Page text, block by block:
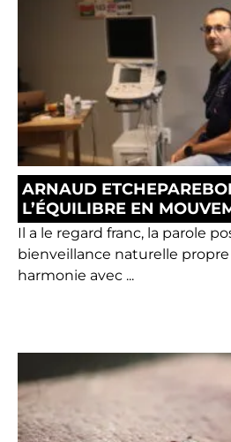
ARNAUD
L’ÉQUILIBRE EN
Il a le regard franc, la parole
bienveillance naturelle
harmonie avec ...